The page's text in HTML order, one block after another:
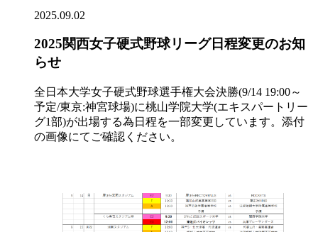
2025.09.02
2025関西女子硬式野球リーグ日程変更のお知
らせ
全日本大学女子硬式野球選手権大会決勝(9/14 19:00～
予定/東京:神宮球場)に桃山学院大学(エキスパートリー
グ1部)が出場する為日程を一部変更しています。添付
の画像にてご確認ください。